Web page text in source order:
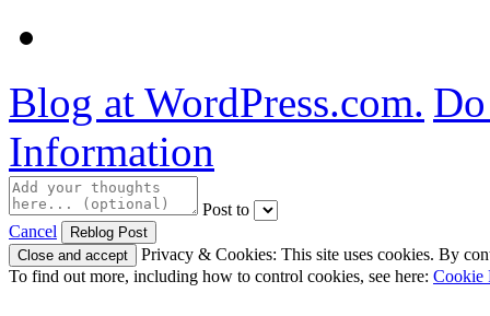
Blog at WordPress.com.
Information
Post to
Cancel
Privacy & Cookies: This site uses cookies. By
To find out more, including how to control cookies, see here: Cookie